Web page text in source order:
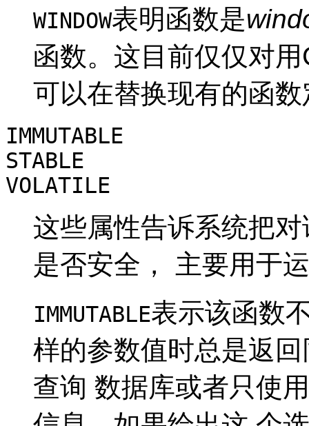
WINDOW表明函数是
函数。这目前仅仅对
可以在替换现有的函
IMMUTABLE
STABLE
VOLATILE
这些属性告诉系统把
是否安全， 主要用于
IMMUTABLE表示该函数
样的参数值时总是返
查询 数据库或者只使